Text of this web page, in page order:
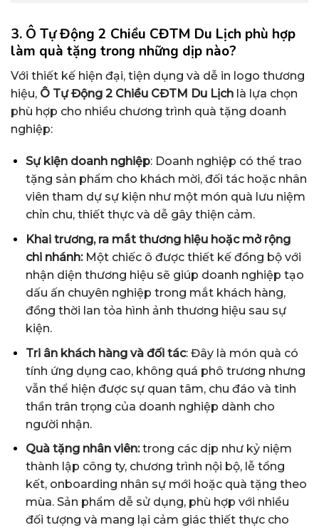
3. Ô Tự Động 2 Chiều CĐTM Du Lịch phù hợp
làm quà tặng trong những dịp nào?
Với thiết kế hiện đại, tiện dụng và dễ in logo thương
hiệu, Ô Tự Động 2 Chiều CĐTM Du Lịch là lựa chọn
phù hợp cho nhiều chương trình quà tặng doanh
nghiệp:
Sự kiện doanh nghiệp: Doanh nghiệp có thể trao
tặng sản phẩm cho khách mời, đối tác hoặc nhân
viên tham dự sự kiện như một món quà lưu niệm
chỉn chu, thiết thực và dễ gây thiện cảm.
Khai trương, ra mắt thương hiệu hoặc mở rộng
chi nhánh: Một chiếc ô được thiết kế đồng bộ với
nhận diện thương hiệu sẽ giúp doanh nghiệp tạo
dấu ấn chuyên nghiệp trong mắt khách hàng,
đồng thời lan tỏa hình ảnh thương hiệu sau sự
kiện.
Tri ân khách hàng và đối tác: Đây là món quà có
tính ứng dụng cao, không quá phô trương nhưng
vẫn thể hiện được sự quan tâm, chu đáo và tinh
thần trân trọng của doanh nghiệp dành cho
người nhận.
Quà tặng nhân viên:trong các dịp như kỷ niệm
thành lập công ty, chương trình nội bộ, lễ tổng
kết, onboarding nhân sự mới hoặc quà tặng theo
mùa. Sản phẩm dễ sử dụng, phù hợp với nhiều
đối tượng và mang lại cảm giác thiết thực cho